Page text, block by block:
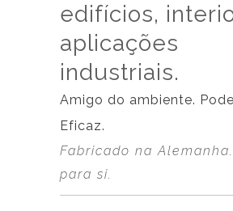
edifícios,
aplicações
industriais.
Amigo do ambiente.
Eficaz.
Fabricado na
para si.